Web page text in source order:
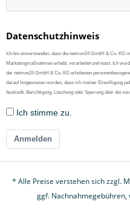
Datenschutzhinweis
Ich bin einverstanden, dass die netmon24 GmbH & Co. KG
Marketingmaßnahmen erhebt, verarbeitet und nutzt. Ich
der netmon24 GmbH & Co. KG erhobenen
darauf hingewiesen worden, dass ich meiner Einwilligung
Auskunft, Berichtigung, Löschung oder Sperrung über die
Ich stimme zu.
Anmelden
* Alle Preise verstehen sich zzgl.
ggf.